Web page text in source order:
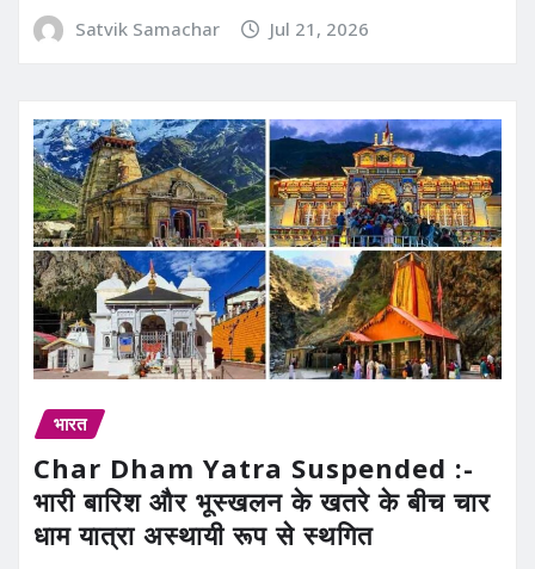
Satvik Samachar Jul 21, 2026
भारत
Char Dham Yatra Suspended :-
भारी बारिश और भूस्खलन के खतरे के बीच चार
धाम यात्रा अस्थायी रूप से स्थगित